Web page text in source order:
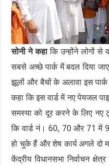
सोनी ने कहाकि उन्होंने लोगों से
सबसे अच्छे पार्क में बदल दिया
झूलों और बैचों के अलावा इस
कहा कि इस वार्ड में नए पेयजल
समस्या को दूर करने के लिए नए
कि वार्ड नं। 60, 70 और 71 में
हो चुके हैं और शेष कार्य अगले दो
केंद्रीय विधानसभा निर्वाचन